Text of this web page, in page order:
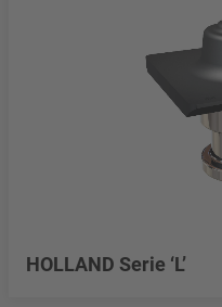
HOLLAND Serie ‘L’